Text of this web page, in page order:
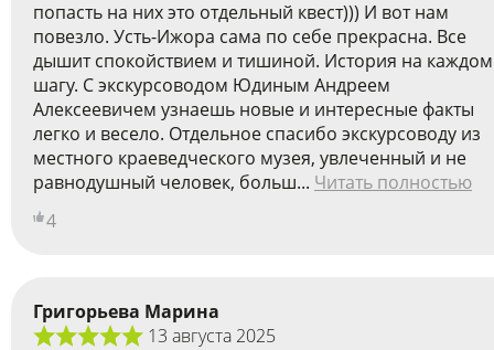
попасть на них это отдельный квест))) И вот нам
повезло. Усть-Ижора сама по себе прекрасна. Все
дышит спокойствием и тишиной. История на каждом
шагу. С экскурсоводом Юдиным Андреем
Алексеевичем узнаешь новые и интересные факты
легко и весело. Отдельное спасибо экскурсоводу из
местного краеведческого музея, увлеченный и не
равнодушный человек, больш... Читать полностью
4
Григорьева Марина
13 августа 2025